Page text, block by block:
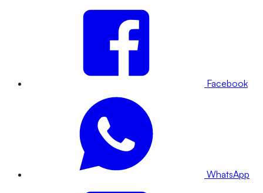
Facebook
WhatsApp